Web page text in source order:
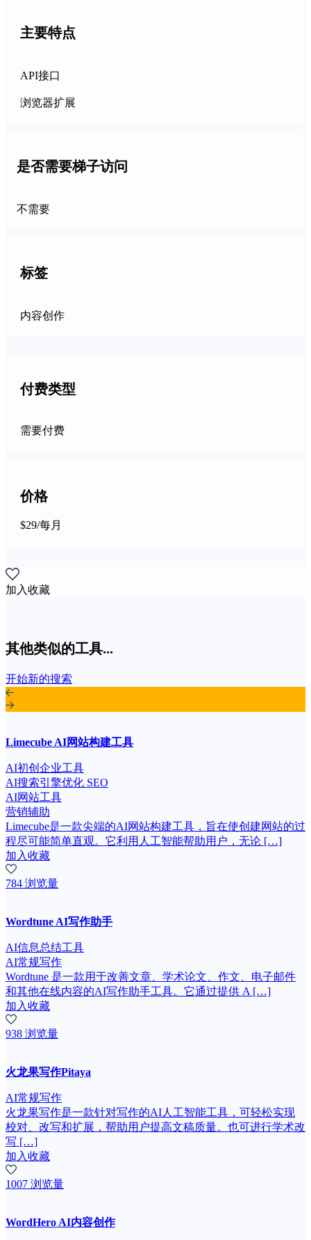
主要特点
API接口
浏览器扩展
是否需要梯子访问
不需要
标签
内容创作
付费类型
需要付费
价格
$29/每月
加入收藏
其他类似的工具...
开始新的搜索
Limecube AI网站构建工具
AI初创企业工具
AI搜索引擎优化 SEO
AI网站工具
营销辅助
Limecube是一款尖端的AI网站构建工具，旨在使创建网站的过
程尽可能简单直观。它利用人工智能帮助用户，无论 […]
加入收藏
784 浏览量
Wordtune AI写作助手
AI信息总结工具
AI常规写作
Wordtune 是一款用于改善文章、学术论文、作文、电子邮件
和其他在线内容的AI写作助手工具。它通过提供 A […]
加入收藏
938 浏览量
火龙果写作Pitaya
AI常规写作
火龙果写作是一款针对写作的AI人工智能工具，可轻松实现
校对、改写和扩展，帮助用户提高文稿质量。也可进行学术改
写 […]
加入收藏
1007 浏览量
WordHero AI内容创作